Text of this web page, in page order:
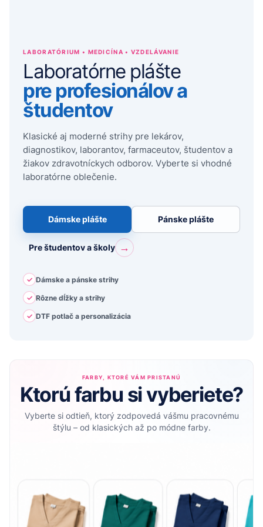
LABORATÓRIUM • MEDICÍNA • VZDELÁVANIE
Laboratórne plášte
pre profesionálov a
študentov
Klasické aj moderné strihy pre lekárov,
diagnostikov, laborantov, farmaceutov, študentov a
žiakov zdravotníckych odborov. Vyberte si vhodné
laboratórne oblečenie.
Dámske plášte Pánske plášte
Pre študentov a školy →
✓ Dámske a pánske strihy
✓ Rôzne dĺžky a strihy
✓ DTF potlač a personalizácia
FARBY, KTORÉ VÁM PRISTANÚ
Ktorú farbu si vyberiete?
Vyberte si odtieň, ktorý zodpovedá vášmu pracovnému
štýlu – od klasických až po módne farby.